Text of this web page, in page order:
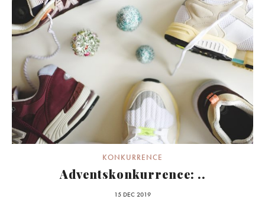
KONKURRENCE
Adventskonkurrence: ..
15 DEC 2019